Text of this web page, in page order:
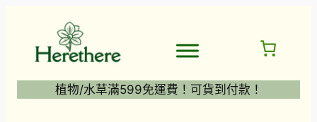
植物/水草滿599免運費！可貨到付款！